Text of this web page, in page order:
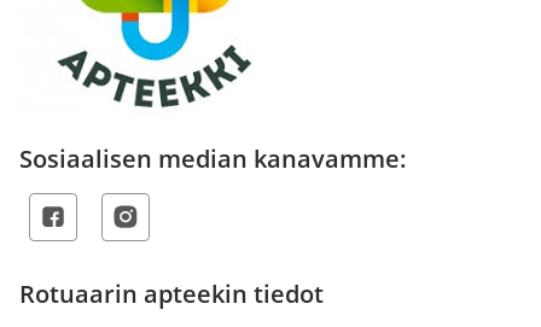
Sosiaalisen median kanavamme:
Rotuaarin apteekin tiedot